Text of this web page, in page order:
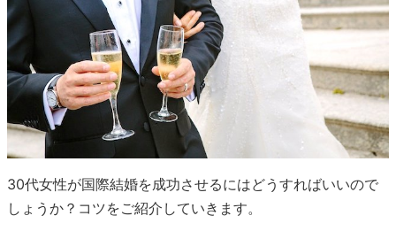
30代女性が国際結婚を成功させるにはどうすればいいので
しょうか？コツをご紹介していきます。